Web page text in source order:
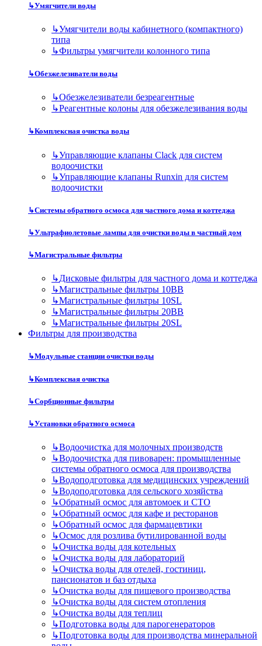
↳Умягчители воды
↳Умягчители воды кабинетного (компактного)
типа
↳Фильтры умягчители колонного типа
↳Обезжелезиватели воды
↳Обезжелезиватели безреагентные
↳Реагентные колоны для обезжелезивания воды
↳Комплексная очистка воды
↳Управляющие клапаны Clack для систем
водоочистки
↳Управляющие клапаны Runxin для систем
водоочистки
↳Системы обратного осмоса для частного дома и коттеджа
↳Ультрафиолетовые лампы для очистки воды в частный дом
↳Магистральные фильтры
↳Дисковые фильтры для частного дома и коттеджа
↳Магистральные фильтры 10BB
↳Магистральные фильтры 10SL
↳Магистральные фильтры 20BB
↳Магистральные фильтры 20SL
Фильтры для производства
↳Модульные станции очистки воды
↳Комплексная очистка
↳Сорбционные фильтры
↳Установки обратного осмоса
↳Водоочистка для молочных производств
↳Водоочистка для пивоварен: промышленные
системы обратного осмоса для производства
↳Водоподготовка для медицинских учреждений
↳Водоподготовка для сельского хозяйства
↳Обратный осмос для автомоек и СТО
↳Обратный осмос для кафе и ресторанов
↳Обратный осмос для фармацевтики
↳Осмос для розлива бутилированной воды
↳Очистка воды для котельных
↳Очистка воды для лабораторий
↳Очистка воды для отелей, гостиниц,
пансионатов и баз отдыха
↳Очистка воды для пищевого производства
↳Очистка воды для систем отопления
↳Очистка воды для теплиц
↳Подготовка воды для парогенераторов
↳Подготовка воды для производства минеральной